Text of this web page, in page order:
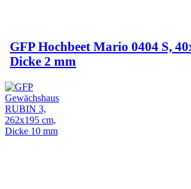
GFP Hochbeet Mario 0404 S,
Dicke 2 mm